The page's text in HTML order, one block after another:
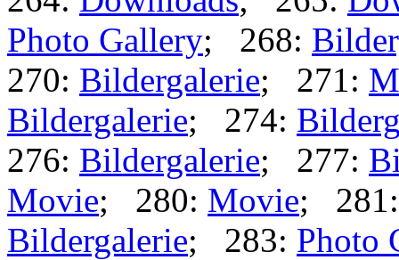
Photo Gallery; 268:
270: Bildergalerie; 271:
Bildergalerie; 274:
276: Bildergalerie; 277:
Movie; 280: Movie;
Bildergalerie; 283: Photo